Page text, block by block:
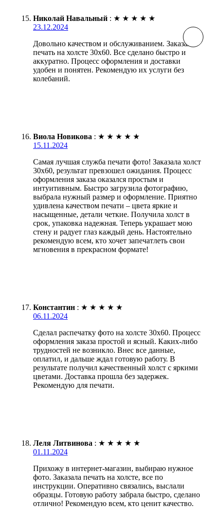
Николай Навальный : ★ ★ ★ ★ ★
23.12.2024
Довольно качеством и обслуживанием. Заказал
печать на холсте 30х60. Все сделано быстро и
аккуратно. Процесс оформления и доставки
удобен и понятен. Рекомендую их услуги без
колебаний.
Виола Новикова : ★ ★ ★ ★ ★
15.11.2024
Самая лучшая служба печати фото! Заказала холст
30х60, результат превзошел ожидания. Процесс
оформления заказа оказался простым и
интуитивным. Быстро загрузила фотографию,
выбрала нужный размер и оформление. Приятно
удивлена качеством печати – цвета яркие и
насыщенные, детали четкие. Получила холст в
срок, упаковка надежная. Теперь украшает мою
стену и радует глаз каждый день. Настоятельно
рекомендую всем, кто хочет запечатлеть свои
мгновения в прекрасном формате!
Константин : ★ ★ ★ ★ ★
06.11.2024
Сделал распечатку фото на холсте 30х60. Процесс
оформления заказа простой и ясный. Каких-либо
трудностей не возникло. Внес все данные,
оплатил, и дальше ждал готовую работу. В
результате получил качественный холст с яркими
цветами. Доставка прошла без задержек.
Рекомендую для печати.
Леля Литвинова : ★ ★ ★ ★ ★
01.11.2024
Прихожу в интернет-магазин, выбираю нужное
фото. Заказала печать на холсте, все по
инструкции. Оперативно связались, выслали
образцы. Готовую работу забрала быстро, сделано
отлично! Рекомендую всем, кто ценит качество.